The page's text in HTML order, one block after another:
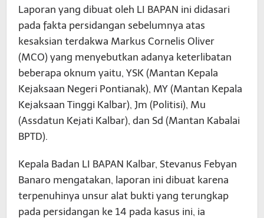
Laporan yang dibuat oleh LI BAPAN ini didasari
pada fakta persidangan sebelumnya atas
kesaksian terdakwa Markus Cornelis Oliver
(MCO) yang menyebutkan adanya keterlibatan
beberapa oknum yaitu, YSK (Mantan Kepala
Kejaksaan Negeri Pontianak), MY (Mantan Kepala
Kejaksaan Tinggi Kalbar), Jm (Politisi), Mu
(Assdatun Kejati Kalbar), dan Sd (Mantan Kabalai
BPTD).
Kepala Badan LI BAPAN Kalbar, Stevanus Febyan
Banaro mengatakan, laporan ini dibuat karena
terpenuhinya unsur alat bukti yang terungkap
pada persidangan ke 14 pada kasus ini, ia